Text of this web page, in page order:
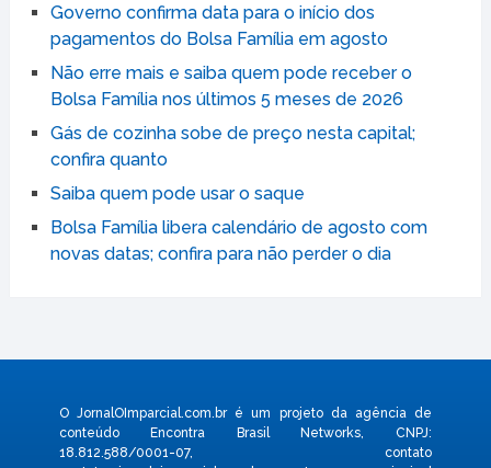
Governo confirma data para o início dos
pagamentos do Bolsa Família em agosto
Não erre mais e saiba quem pode receber o
Bolsa Família nos últimos 5 meses de 2026
Gás de cozinha sobe de preço nesta capital;
confira quanto
Saiba quem pode usar o saque
Bolsa Família libera calendário de agosto com
novas datas; confira para não perder o dia
O JornalOImparcial.com.br é um projeto da agência de
conteúdo Encontra Brasil Networks, CNPJ:
18.812.588/0001-07, contato